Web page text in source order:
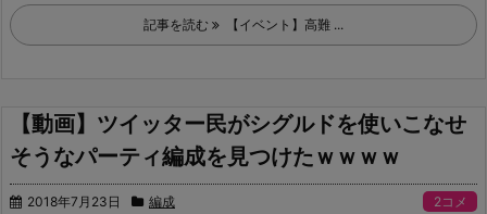
記事を読む 【イベント】高難 ...
【動画】ツイッター民がシグルドを使いこなせ
そうなパーティ編成を見つけたｗｗｗｗ
2018年7月23日 編成 2コメ